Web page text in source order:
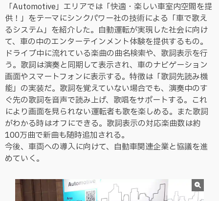
「Automotive」エリアでは「快適・楽しい車室内空間を提
供！」をテーマにシンクパワー社の技術による「車で歌え
るシステム」を紹介した。自動運転が実現した社会に向け
て、車の中のエンターテインメント体験を提供するもの。
ドライブ中に流れている楽曲の曲名検索や、歌詞表示を行
う。歌詞は演奏と同期して表示され、車のナビゲーション
画面やスマートフォンに表示する。特徴は「歌詞先読み機
能」の実装だ。歌詞を覚えていない場合でも、演奏中のす
ぐ先の歌詞を音声で読み上げ、歌唱をサポートする。これ
により画面を見られない運転者も歌を楽しめる。また歌詞
がわかる時はオフにできる。歌詞表示の対応楽曲数は約
100万曲で新曲も随時追加される。
今後、車両への導入に向けて、自動車関連企業と協議を進
めていく。